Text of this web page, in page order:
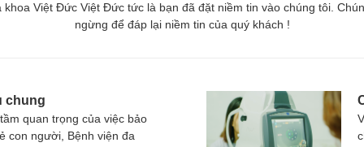
khoa Việt Đức Việt Đức tức là bạn đã đặt niềm tin vào chúng tôi.
ngừng để đáp lại niềm tin của quý khách !
chung
quan trọng của việc bảo
con người, Bệnh viện đa